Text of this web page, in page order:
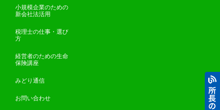
小規模企業のための
新会社法活用
税理士の仕事・選び
方
経営者のための生命
保険講座
みどり通信
お問い合わせ